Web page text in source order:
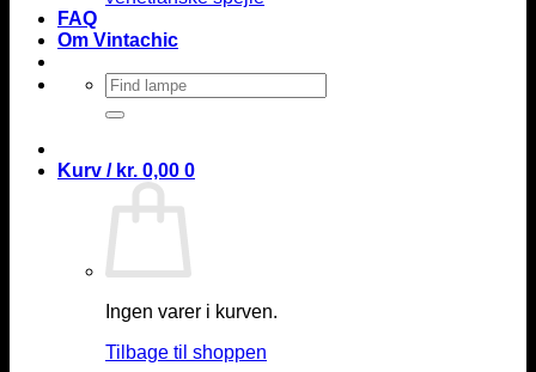
FAQ
Om Vintachic
Søg
efter:
Kurv / kr. 0,00 0
Ingen varer i kurven.
Tilbage til shoppen